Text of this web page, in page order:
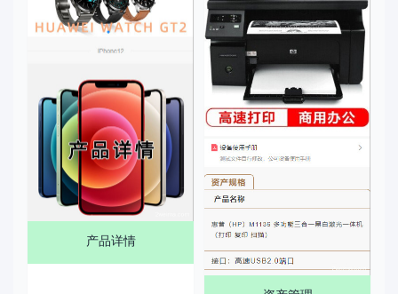
产品详情